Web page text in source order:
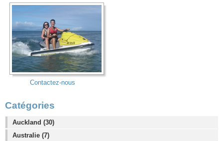
Contactez-nous
Catégories
Auckland (30)
Australie (7)